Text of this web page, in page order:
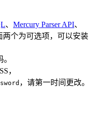
、 Mercury Parser API、
两个为可选项，可以安装
，
，请第一时间更改。